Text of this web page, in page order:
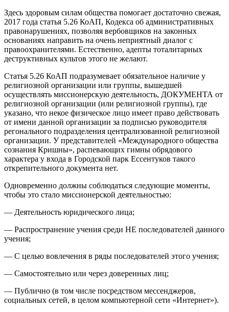
Здесь здоровым силам общества помогает достаточно свежая,
2017 года статья 5.26 КоАП, Кодекса об административных
правонарушениях, позволяя вербовщиков на законных
основаниях направить на очень неприятный диалог с
правоохранителями. Естественно, адепты тоталитарных
деструктивных культов этого не желают.
Статья 5.26 КоАП подразумевает обязательное наличие у
религиозной организации или группы, вышедшей
осуществлять миссионерскую деятельность, ДОКУМЕНТА от
религиозной организации (или религиозной группы), где
указано, что некое физическое лицо имеет право действовать
от имени данной организации за подписью руководителя
регонального подразделения централизованной религиозной
организации. У представителей «Международного общества
сознания Кришны», распевающих гимны обрядового
характера у входа в Городской парк Ессентуков такого
открепительного документа нет.
Одновременно должны соблюдаться следующие моменты,
чтобы это стало миссионерской деятельностью:
— Деятельность юридического лица;
— Распространение учения среди НЕ последователей данного
учения;
— С целью вовлечения в ряды последователей этого учения;
— Самостоятельно или через доверенных лиц;
— Публично (в том числе посредством мессенджеров,
социальных сетей, в целом компьютерной сети «Интернет»).